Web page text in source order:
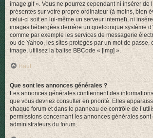
image.gif ». Vous ne pourrez cependant ni insérer de
présentes sur votre propre ordinateur (à moins, bien
celui-ci soit en lui-même un serveur internet), ni
images hébergées derrière un quelconque système
comme par exemple les services de messagerie
ou de Yahoo, les sites protégés par un mot de passe,
image, utilisez la balise BBCode « [img] ».
Haut
Que sont les annonces générales ?
Les annonces générales contiennent des
que vous devriez consulter en priorité. Elles
chaque forum et dans le panneau de contrôle de
permissions concernant les annonces générales sont
administrateurs du forum.